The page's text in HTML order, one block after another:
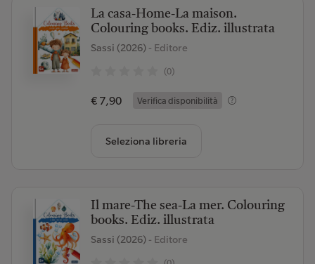
La casa-Home-La maison.
Colouring books. Ediz. illustrata
Sassi (2026)- Editore
(0)
€ 7,90 Verifica disponibilità
Seleziona libreria
Il mare-The sea-La mer. Colouring
books. Ediz. illustrata
Sassi (2026)- Editore